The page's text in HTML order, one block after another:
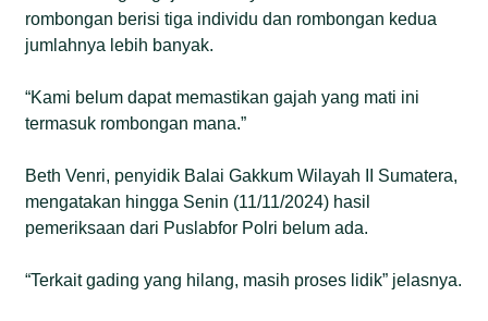
rombongan berisi tiga individu dan rombongan kedua
jumlahnya lebih banyak.
“Kami belum dapat memastikan gajah yang mati ini
termasuk rombongan mana.”
Beth Venri, penyidik Balai Gakkum Wilayah II Sumatera,
mengatakan hingga Senin (11/11/2024) hasil
pemeriksaan dari Puslabfor Polri belum ada.
“Terkait gading yang hilang, masih proses lidik” jelasnya.